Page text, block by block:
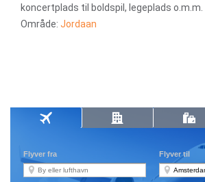
koncertplads til boldspil, legeplads o.m.m.
Område: Jordaan